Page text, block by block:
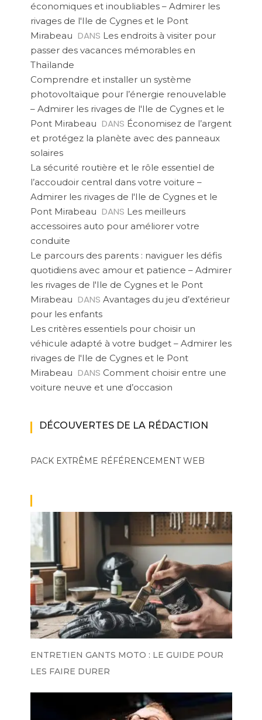
économiques et inoubliables – Admirer les
rivages de l'Ile de Cygnes et le Pont
Mirabeau DANS Les endroits à visiter pour
passer des vacances mémorables en
Thaïlande
Comprendre et installer un système
photovoltaïque pour l’énergie renouvelable
– Admirer les rivages de l'Ile de Cygnes et le
Pont Mirabeau DANS Économisez de l’argent
et protégez la planète avec des panneaux
solaires
La sécurité routière et le rôle essentiel de
l’accoudoir central dans votre voiture –
Admirer les rivages de l'Ile de Cygnes et le
Pont Mirabeau DANS Les meilleurs
accessoires auto pour améliorer votre
conduite
Le parcours des parents : naviguer les défis
quotidiens avec amour et patience – Admirer
les rivages de l'Ile de Cygnes et le Pont
Mirabeau DANS Avantages du jeu d’extérieur
pour les enfants
Les critères essentiels pour choisir un
véhicule adapté à votre budget – Admirer les
rivages de l'Ile de Cygnes et le Pont
Mirabeau DANS Comment choisir entre une
voiture neuve et une d’occasion
DÉCOUVERTES DE LA RÉDACTION
PACK EXTRÊME RÉFÉRENCEMENT WEB
ENTRETIEN GANTS MOTO : LE GUIDE POUR
LES FAIRE DURER